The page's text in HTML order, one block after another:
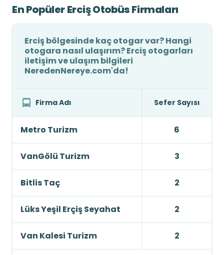
En Popüler Erciş Otobüs Firmaları
Erciş bölgesinde kaç otogar var? Hangi
otogara nasıl ulaşırım? Erciş otogarları
iletişim ve ulaşım bilgileri
NeredenNereye.com'da!
Firma Adı Sefer Sayısı
Metro Turizm 6
VanGölü Turizm 3
Bitlis Taç 2
Lüks Yeşil Erçiş Seyahat 2
Van Kalesi Turizm 2